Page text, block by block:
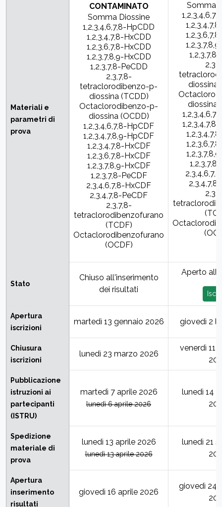
Materiali e
parametri di
prova
CONTAMINATO
Somma Diossine
1,2,3,4,6,7,8-HpCDD
1,2,3,4,7,8-HxCDD
1,2,3,6,7,8-HxCDD
1,2,3,7,8,9-HxCDD
1,2,3,7,8-PeCDD
2,3,7,8-
tetraclorodibenzo-p-
diossina (TCDD)
Octaclorodibenzo-p-
diossina (OCDD)
1,2,3,4,6,7,8-HpCDF
1,2,3,4,7,8,9-HpCDF
1,2,3,4,7,8-HxCDF
1,2,3,6,7,8-HxCDF
1,2,3,7,8,9-HxCDF
1,2,3,7,8-PeCDF
2,3,4,6,7,8-HxCDF
2,3,4,7,8-PeCDF
2,3,7,8-
tetraclorodibenzofurano
(TCDF)
Octaclorodibenzofurano
(OCDF)
Somma
diossina
diossina
Stato
Chiuso all'inserimento
dei risultati
Aperto
Apertura
iscrizioni
martedì 13 gennaio 2026 giovedì 2
Chiusura
iscrizioni
lunedì 23 marzo 2026
venerdì 11
Pubblicazione
istruzioni ai
partecipanti
(ISTRU)
martedì 7 aprile 2026
lunedì 6 aprile 2026
lunedì 14
Spedizione
materiale di
prova
lunedì 13 aprile 2026
lunedì 13 aprile 2026
lunedì 21
Apertura
inserimento
risultati
giovedì 16 aprile 2026
giovedì 24